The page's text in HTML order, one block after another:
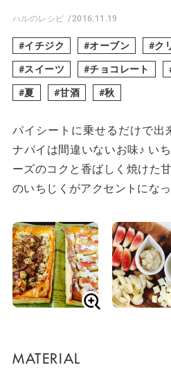
ハルのレシピ 2016.11.19
イチジク オーブン
ク
スイーツ
チョコレート
夏
甘酒 秋
パイシートに乗せるだけで出
ナパイは間違いないお味♪ い
ーズのコクと香ばしく焼けた
のいちじくがアクセントになっ